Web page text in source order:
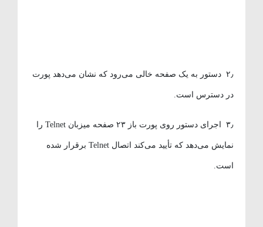
۲٫ دستور به یک صفحه خالی می‌رود که نشان می‌دهد پورت
در دسترس است.
۳٫ اجرای دستور روی پورت باز ۲۳ صفحه میزبان Telnet را
نمایش می‌دهد که تأیید می‌کند اتصال Telnet برقرار شده
است.